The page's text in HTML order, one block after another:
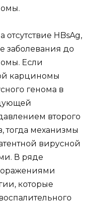
отсутствие HBsAg,
заболевания до
Если
карциномы
генома в
второго
тогда механизмы
вирусной
В ряде
которые